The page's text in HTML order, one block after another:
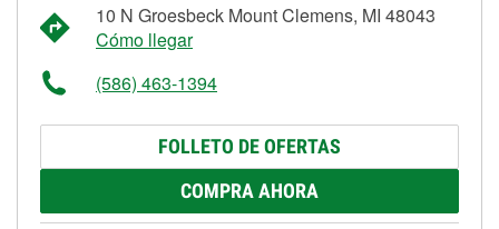
10 N Groesbeck Mount Clemens, MI 48043
Cómo llegar
(586) 463-1394
FOLLETO DE OFERTAS
COMPRA AHORA